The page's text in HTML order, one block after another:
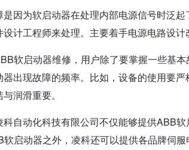
是因为软启动器在处理内部电源信号时泛
计工程师来处理。主要着手电源电路设计
软启动器维修，用户除了要掌握一些基
器出现故障的频率。比如，设备的使用要
润滑重要。
科自动化科技有限公司不仅能够提供ABB
软启动器之外，凌科还可以提供各品牌伺